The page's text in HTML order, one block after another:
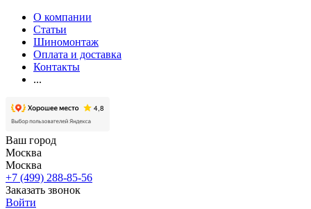
О компании
Статьи
Шиномонтаж
Оплата и доставка
Контакты
...
Ваш город
Москва
Москва
+7 (499) 288-85-56
Заказать звонок
Войти